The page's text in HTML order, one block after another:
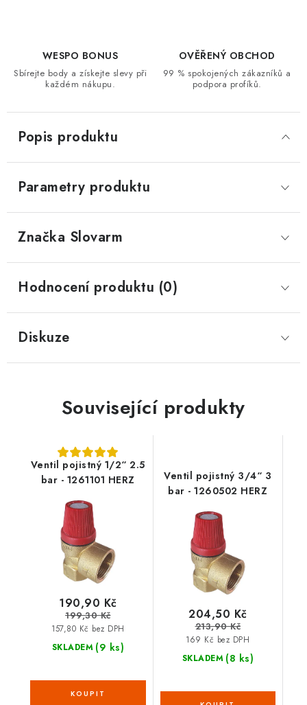
WESPO BONUS
Sbírejte body a získejte slevy při
každém nákupu.
OVĚŘENÝ OBCHOD
99 % spokojených zákazníků a
podpora profíků.
Popis produktu
Parametry produktu
Značka Slovarm
Hodnocení produktu (0)
Diskuze
Související produkty
Ventil pojistný 1/2“ 2.5
bar - 1261101 HERZ
SKLADEM (9 ks)
157,80 Kč bez DPH
190,90 Kč
199,30 Kč
Ventil pojistný 3/4“ 3
bar - 1260502 HERZ
SKLADEM (8 ks)
169 Kč bez DPH
204,50 Kč
213,90 Kč